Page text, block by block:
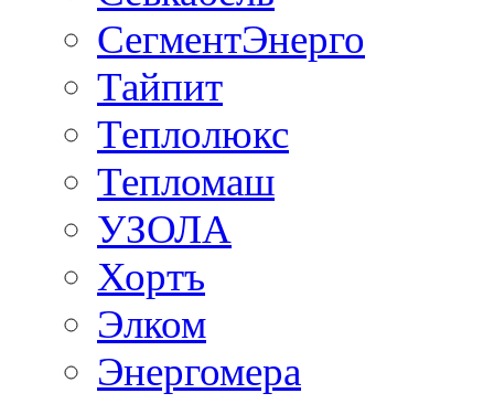
СегментЭнерго
Тайпит
Теплолюкс
Тепломаш
УЗОЛА
Хортъ
Элком
Энергомера